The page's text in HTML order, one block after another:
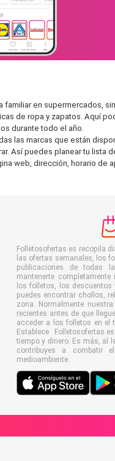
familiar en supermercados,
de ropa y zapatos. Aquí
durante todo el año.
las marcas que están
Así puedes planear tu lista
web, dirección, horario de
Folletosofertas.es recopila
las ofertas semanales, los
publicaciones de todas
mantenerte
los folletos, los
puedes encontrar chollos,
zona. Normalmente
recientes antes de que
acceder a los folletos en el
Establece
tiempo y dinero. Es más, al
contribuyes a combatir
medioambiente.